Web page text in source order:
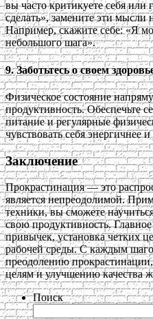
вы часто критикуете себя или
сделать», замените эти
Например, скажите себе: «Я
небольшого шага».
9.Заботьтесь о своем
Физическое состояние
продуктивность. Обеспечьте
питание и регулярные
чувствовать себя энергичнее
Заключение
Прокрастинация — это
является непреодолимой.
техники, вы сможете
свою продуктивность.
привычек, установка четких
рабочей среды. С каждым
преодолению
целям и улучшению качества
Поиск